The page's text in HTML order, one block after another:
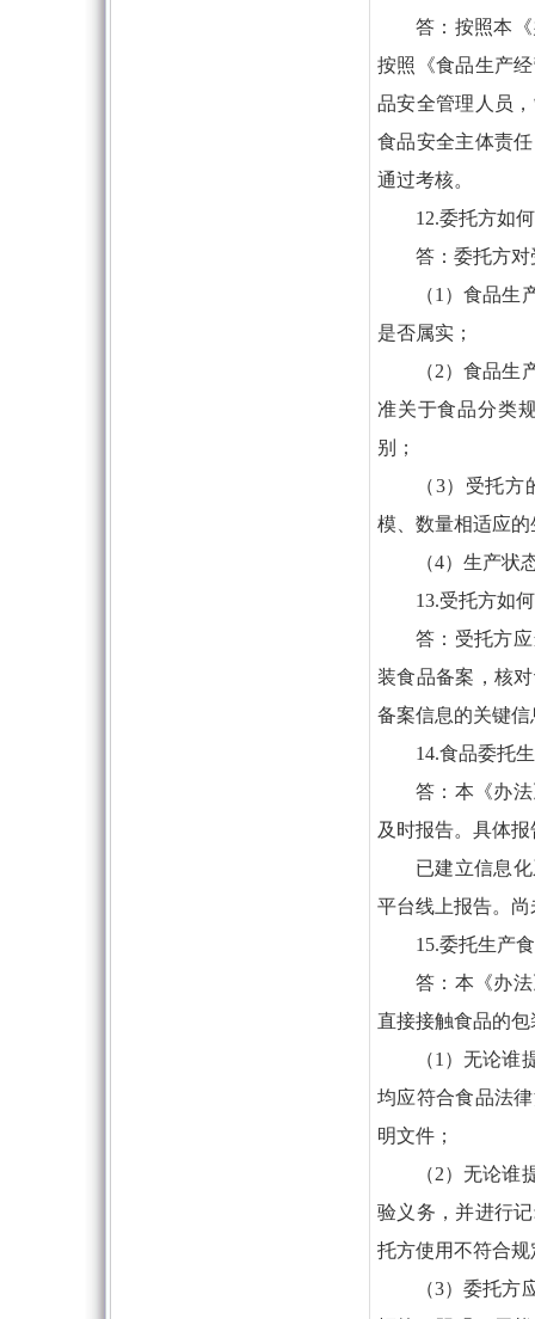
答：按照本
按照《食品生产
品安全管理人员
食品安全主体责
通过考核。
12.委托方如
答：委托方
（1）食品
是否属实；
（2）食品
准关于食品分类
别；
（3）受托
模、数量相适应
（4）生产状
13.受托方如
答：受托方
装食品备案，核
备案信息的关键
14.食品委托
答：本《办
及时报告。具体
已建立信息
平台线上报告。
15.委托生产
答：本《办
直接接触食品的
（1）无论
均应符合食品法
明文件；
（2）无论
验义务，并进行
托方使用不符合
（3）委托